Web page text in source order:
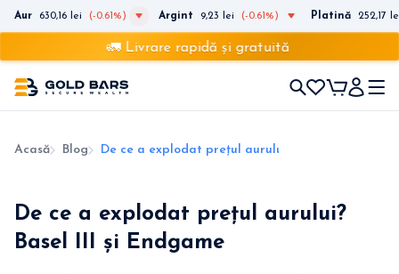
Aur 630,16 lei (-0.61%) Argint 9,23 lei (-0.61%) Platină 252,17
🚛 Livrare rapidă și gratuită
Acasă Blog De ce a explodat prețul aurului? Basel III și
De ce a explodat prețul aurului?
Basel III și Endgame